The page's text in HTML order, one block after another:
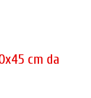
cm da